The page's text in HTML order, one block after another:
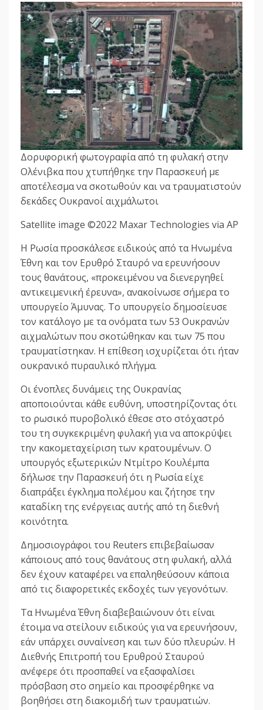
Δορυφορική φωτογραφία από τη φυλακή στην
Ολένιβκα που χτυπήθηκε την Παρασκευή με
αποτέλεσμα να σκοτωθούν και να τραυματιστούν
δεκάδες Ουκρανοί αιχμάλωτοι
Satellite image ©2022 Maxar Technologies via AP
Η Ρωσία προσκάλεσε ειδικούς από τα Ηνωμένα
Έθνη και τον Ερυθρό Σταυρό να ερευνήσουν
τους θανάτους, «προκειμένου να διενεργηθεί
αντικειμενική έρευνα», ανακοίνωσε σήμερα το
υπουργείο Άμυνας. Το υπουργείο δημοσίευσε
τον κατάλογο με τα ονόματα των 53 Ουκρανών
αιχμαλώτων που σκοτώθηκαν και των 75 που
τραυματίστηκαν. Η επίθεση ισχυρίζεται ότι ήταν
ουκρανικό πυραυλικό πλήγμα.
Οι ένοπλες δυνάμεις της Ουκρανίας
αποποιούνται κάθε ευθύνη, υποστηρίζοντας ότι
το ρωσικό πυροβολικό έθεσε στο στόχαστρό
του τη συγκεκριμένη φυλακή για να αποκρύψει
την κακομεταχείριση των κρατουμένων. Ο
υπουργός εξωτερικών Ντμίτρο Κουλέμπα
δήλωσε την Παρασκευή ότι η Ρωσία είχε
διαπράξει έγκλημα πολέμου και ζήτησε την
καταδίκη της ενέργειας αυτής από τη διεθνή
κοινότητα.
Δημοσιογράφοι του Reuters επιβεβαίωσαν
κάποιους από τους θανάτους στη φυλακή, αλλά
δεν έχουν καταφέρει να επαληθεύσουν κάποια
από τις διαφορετικές εκδοχές των γεγονότων.
Τα Ηνωμένα Έθνη διαβεβαιώνουν ότι είναι
έτοιμα να στείλουν ειδικούς για να ερευνήσουν,
εάν υπάρχει συναίνεση και των δύο πλευρών. Η
Διεθνής Επιτροπή του Ερυθρού Σταυρού
ανέφερε ότι προσπαθεί να εξασφαλίσει
πρόσβαση στο σημείο και προσφέρθηκε να
βοηθήσει στη διακομιδή των τραυματιών.